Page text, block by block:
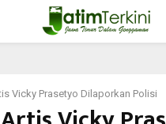
Vicky Prasetyo Dilaporkan Polisi